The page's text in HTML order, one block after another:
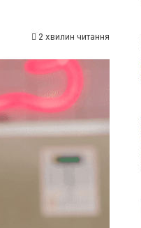
2 хвилин читання